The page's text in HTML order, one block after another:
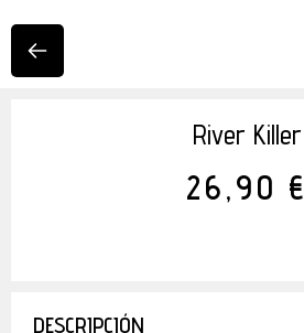
River Killer
26,90 €
DESCRIPCIÓN